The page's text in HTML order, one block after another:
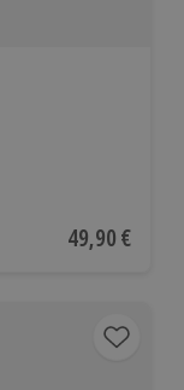
Aktueller
49,90 €